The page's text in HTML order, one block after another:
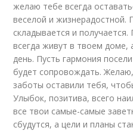
желаю тебе всегда
веселой и жизнерадостной.
складывается и
всегда живут в твоем доме,
день. Пусть гармония
будет сопровождать.
заботы оставили тебя,
Улыбок, позитива, всего
все твои самые-самые
сбудутся, а цели и планы